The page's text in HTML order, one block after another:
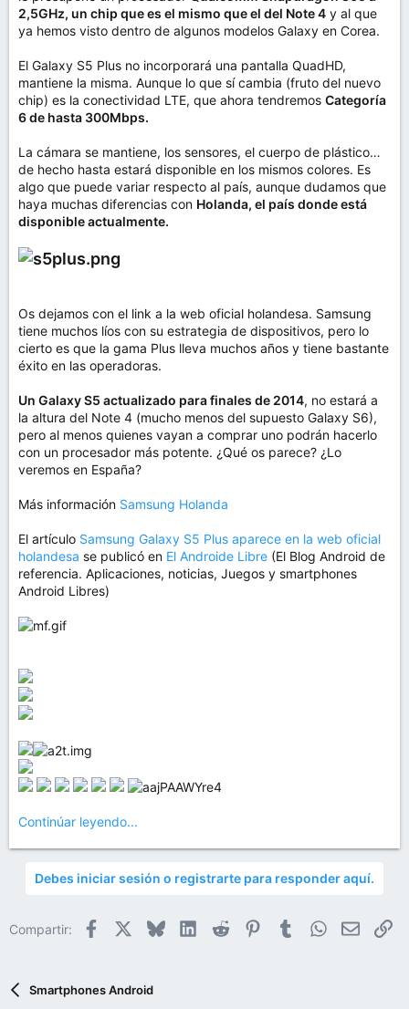
2,5GHz, un chip que es el mismo que el del Note 4 y al que
ya hemos visto dentro de algunos modelos Galaxy en Corea.
El Galaxy S5 Plus no incorporará una pantalla QuadHD,
mantiene la misma. Aunque lo que sí cambia (fruto del nuevo
chip) es la conectividad LTE, que ahora tendremos Categoría
6 de hasta 300Mbps.
La cámara se mantiene, los sensores, el cuerpo de plástico…
de hecho hasta estará disponible en los mismos colores. Es
algo que puede variar respecto al país, aunque dudamos que
haya muchas diferencias con Holanda, el país donde está
disponible actualmente.
Os dejamos con el link a la web oficial holandesa. Samsung
tiene muchos líos con su estrategia de dispositivos, pero lo
cierto es que la gama Plus lleva muchos años y tiene bastante
éxito en las operadoras.
Un Galaxy S5 actualizado para finales de 2014, no estará a
la altura del Note 4 (mucho menos del supuesto Galaxy S6),
pero al menos quienes vayan a comprar uno podrán hacerlo
con un procesador más potente. ¿Qué os parece? ¿Lo
veremos en España?
Más información Samsung Holanda
El artículo Samsung Galaxy S5 Plus aparece en la web oficial
holandesa se publicó en El Androide Libre (El Blog Android de
referencia. Aplicaciones, noticias, Juegos y smartphones
Android Libres)
Continúar leyendo...
Debes iniciar sesión o registrarte para responder aquí.
Compartir: Facebook BlueskyLinkedIn
Reddit PinterestTumblrWhatsApp
Email
Smartphones Android